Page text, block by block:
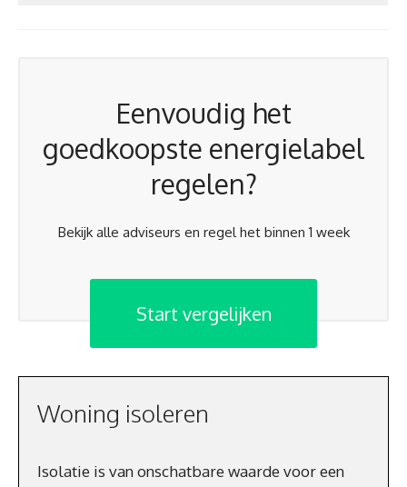
Eenvoudig het
goedkoopste energielabel
regelen?
Bekijk alle adviseurs en regel het binnen 1 week
Start vergelijken
Woning isoleren
Isolatie is van onschatbare waarde voor een